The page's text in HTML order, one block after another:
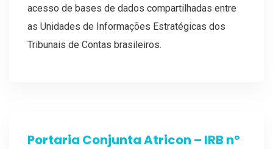
acesso de bases de dados compartilhadas entre
as Unidades de Informações Estratégicas dos
Tribunais de Contas brasileiros.
Portaria Conjunta Atricon – IRB nº